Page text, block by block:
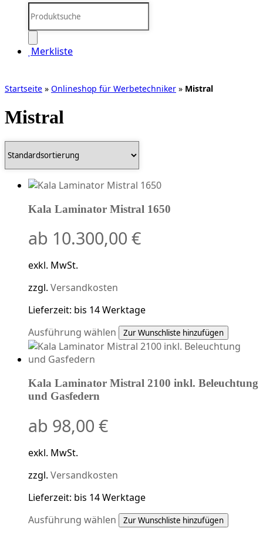
search
Merkliste
Startseite » Onlineshop für Werbetechniker » Mistral
Mistral
Kala Laminator Mistral 1650
ab 10.300,00 €
exkl. MwSt.
zzgl. Versandkosten
Lieferzeit: bis 14 Werktage
Ausführung wählen Dieses
Produkt
Varianten
werden
Zur Wunschliste hinzufügen
Kala Laminator Mistral 2100 inkl. Beleuchtung
und Gasfedern
ab 98,00 €
exkl. MwSt.
zzgl. Versandkosten
Lieferzeit: bis 14 Werktage
Ausführung wählen Dieses
Produkt
Zur Wunschliste hinzufügen